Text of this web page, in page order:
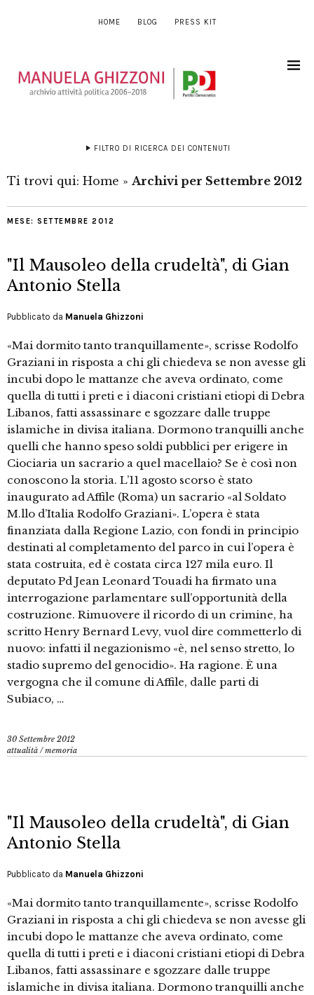
HOME BLOG PRESS KIT
FILTRO DI RICERCA DEI CONTENUTI
Ti trovi qui: Home » Archivi per Settembre 2012
MESE: SETTEMBRE 2012
"Il Mausoleo della crudeltà", di Gian
Antonio Stella
Pubblicato da Manuela Ghizzoni
«Mai dormito tanto tranquillamente», scrisse Rodolfo
Graziani in risposta a chi gli chiedeva se non avesse gli
incubi dopo le mattanze che aveva ordinato, come
quella di tutti i preti e i diaconi cristiani etiopi di Debra
Libanos, fatti assassinare e sgozzare dalle truppe
islamiche in divisa italiana. Dormono tranquilli anche
quelli che hanno speso soldi pubblici per erigere in
Ciociaria un sacrario a quel macellaio? Se è così non
conoscono la storia. L’11 agosto scorso è stato
inaugurato ad Affile (Roma) un sacrario «al Soldato
M.llo d’Italia Rodolfo Graziani». L’opera è stata
finanziata dalla Regione Lazio, con fondi in principio
destinati al completamento del parco in cui l’opera è
stata costruita, ed è costata circa 127 mila euro. Il
deputato Pd Jean Leonard Touadi ha firmato una
interrogazione parlamentare sull’opportunità della
costruzione. Rimuovere il ricordo di un crimine, ha
scritto Henry Bernard Levy, vuol dire commetterlo di
nuovo: infatti il negazionismo «è, nel senso stretto, lo
stadio supremo del genocidio». Ha ragione. È una
vergogna che il comune di Affile, dalle parti di
Subiaco, …
30 Settembre 2012
attualità /memoria
"Il Mausoleo della crudeltà", di Gian
Antonio Stella
Pubblicato da Manuela Ghizzoni
«Mai dormito tanto tranquillamente», scrisse Rodolfo
Graziani in risposta a chi gli chiedeva se non avesse gli
incubi dopo le mattanze che aveva ordinato, come
quella di tutti i preti e i diaconi cristiani etiopi di Debra
Libanos, fatti assassinare e sgozzare dalle truppe
islamiche in divisa italiana. Dormono tranquilli anche